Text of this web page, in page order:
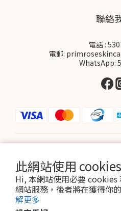
此網站使用 cookies
Hi, 本網站使用必要
網站服務，後者將在獲得你
解更多
聯絡
電話 :
電郵:
WhatsApp: